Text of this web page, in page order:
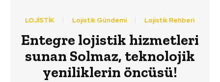
LOJİSTİK Lojistik Gündemi Lojistik Rehberi
Entegre lojistik hizmetleri
sunan Solmaz, teknolojik
yeniliklerin öncüsü!